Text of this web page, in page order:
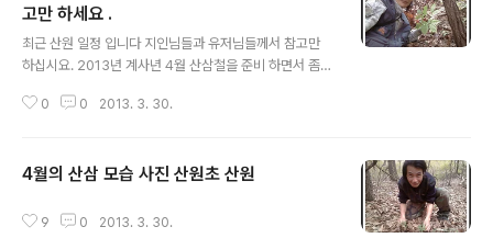
고만 하세요 .
최근 산원 일정 입니다 지인님들과 유저님들께서 참고만
하십시요. 2013년 계사년 4월 산삼철을 준비 하면서 좀
니다,ㅠㅠㅠ ,^^ 2013년 3월 31일 일요일 경기 용인 하루
2013년 4월 4일 목요일 충북 음성 2013년 4월 5일 금요
일 용인민속촌 개인일정 변동없음 2013년 4월 7일 일요
0 0 2013. 3. 30.
4월의 산삼 모습 사진 산원초 산원
9 0 2013. 3. 30.